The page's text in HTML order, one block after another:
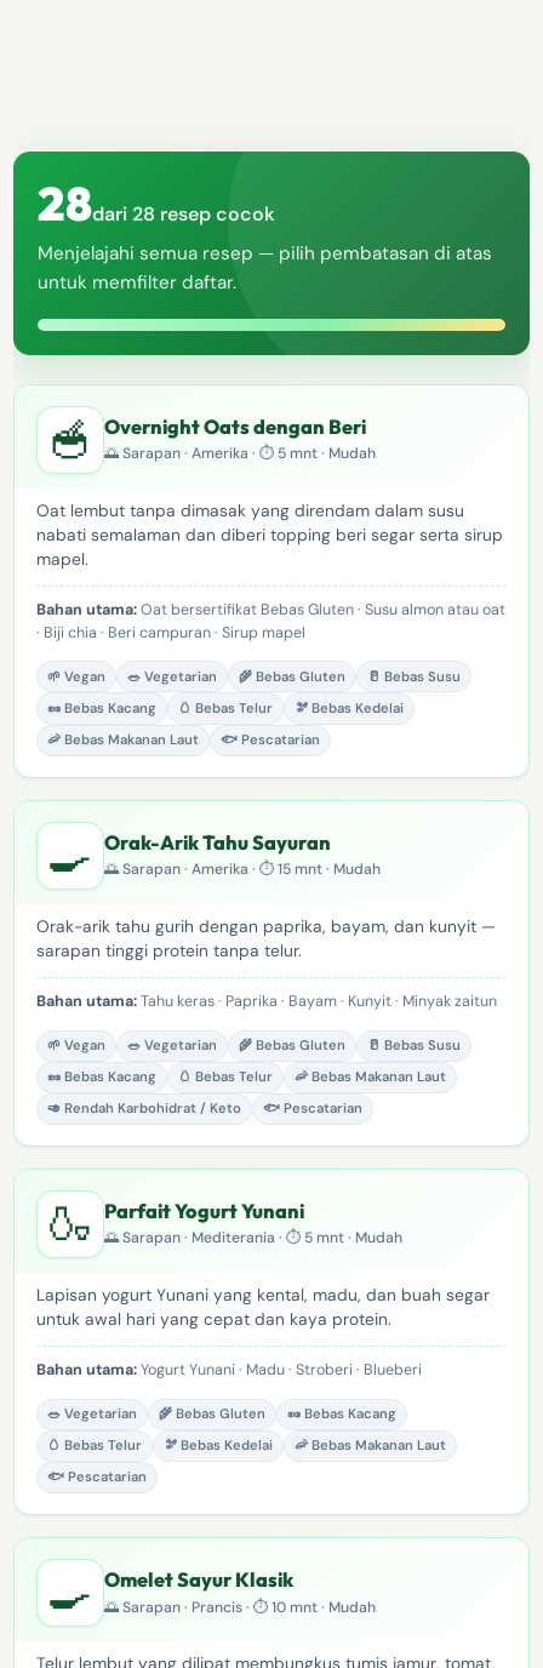
28dari 28 resep cocok
Menjelajahi semua resep — pilih pembatasan di atas
untuk memfilter daftar.
🥣 Overnight Oats dengan Beri
🌅 Sarapan · Amerika · ⏱ 5 mnt · Mudah
Oat lembut tanpa dimasak yang direndam dalam susu
nabati semalaman dan diberi topping beri segar serta sirup
mapel.
Bahan utama:Oat bersertifikat Bebas Gluten · Susu almon atau oat
· Biji chia · Beri campuran · Sirup mapel
🌱 Vegan 🥗 Vegetarian 🌾 Bebas Gluten
🥛 Bebas Susu
🥜 Bebas Kacang
🥚 Bebas Telur
🫘 Bebas Kedelai
🦐 Bebas Makanan Laut
🐟 Pescatarian
🍳 Orak-Arik Tahu Sayuran
🌅 Sarapan · Amerika · ⏱ 15 mnt · Mudah
Orak-arik tahu gurih dengan paprika, bayam, dan kunyit —
sarapan tinggi protein tanpa telur.
Bahan utama:Tahu keras · Paprika · Bayam · Kunyit · Minyak zaitun
🌱 Vegan 🥗 Vegetarian 🌾 Bebas Gluten
🥛 Bebas Susu
🥜 Bebas Kacang
🥚 Bebas Telur
🦐 Bebas Makanan Laut
🥑 Rendah Karbohidrat / Keto
🐟 Pescatarian
🍶 Parfait Yogurt Yunani
🌅 Sarapan · Mediterania · ⏱ 5 mnt · Mudah
Lapisan yogurt Yunani yang kental, madu, dan buah segar
untuk awal hari yang cepat dan kaya protein.
Bahan utama:Yogurt Yunani · Madu · Stroberi · Blueberi
🥗 Vegetarian 🌾 Bebas Gluten
🥜 Bebas Kacang
🥚 Bebas Telur
🫘 Bebas Kedelai
🦐 Bebas Makanan Laut
🐟 Pescatarian
🍳 Omelet Sayur Klasik
🌅 Sarapan · Prancis · ⏱ 10 mnt · Mudah